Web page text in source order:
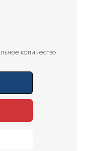
количество